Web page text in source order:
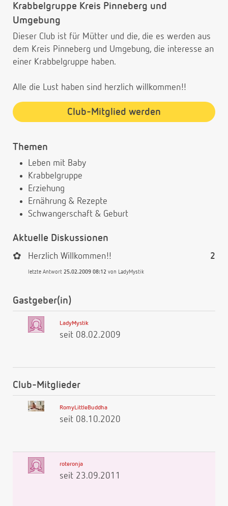
Krabbelgruppe Kreis Pinneberg und
Umgebung
Dieser Club ist für Mütter und die, die es werden aus
dem Kreis Pinneberg und Umgebung, die interesse an
einer Krabbelgruppe haben.
Alle die Lust haben sind herzlich willkommen!!
Club-Mitglied werden
Themen
Leben mit Baby
Krabbelgruppe
Erziehung
Ernährung & Rezepte
Schwangerschaft & Geburt
Aktuelle Diskussionen
2
✿ Herzlich Willkommen!!
letzte Antwort 25.02.2009 08:12 von LadyMystik
Gastgeber(in)
LadyMystik
seit 08.02.2009
Club-Mitglieder
RomyLittleBuddha
seit 08.10.2020
roteronja
seit 23.09.2011